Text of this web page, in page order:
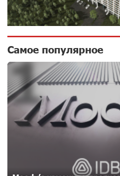
открылся по адресу
независимого
Бывший премьер-
президенту страны с
освобождению
осужденных в Азербайджане
Против кого
Карапетян
Самое популярное
1